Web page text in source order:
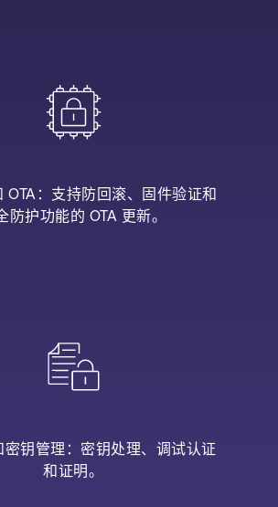
OTA：支持防回滚、固件验证和
防护功能的 OTA 更新。
密钥管理：密钥处理、调试认证
和证明。